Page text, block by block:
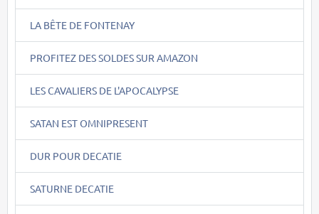
LA BÊTE DE FONTENAY
PROFITEZ DES SOLDES SUR AMAZON
LES CAVALIERS DE L'APOCALYPSE
SATAN EST OMNIPRESENT
DUR POUR DECATIE
SATURNE DECATIE